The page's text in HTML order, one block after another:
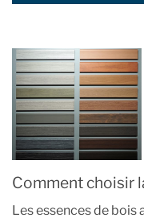
Comment choisir
Les essences de bois